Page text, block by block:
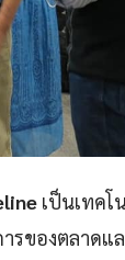
เป็นเทค
รของตลาดแ